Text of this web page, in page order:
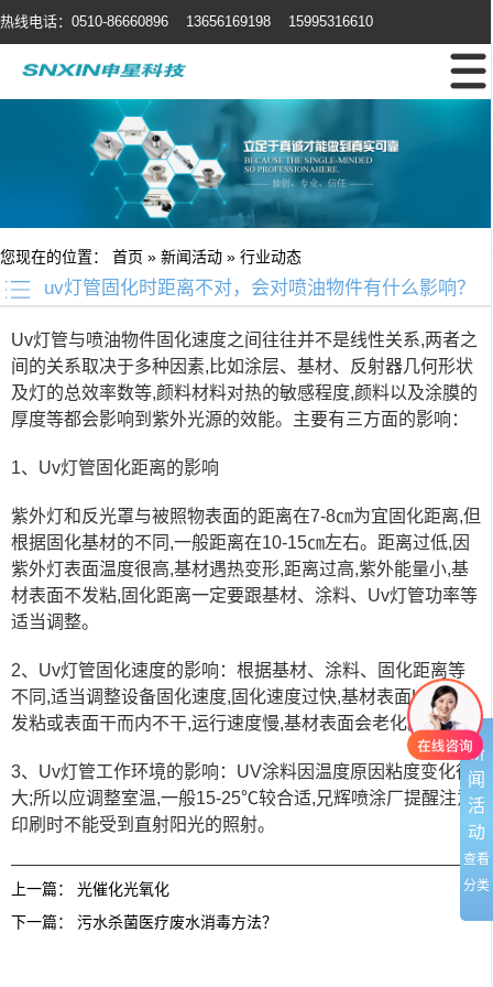
热线电话：0510-86660896 13656169198 15995316610
新
闻
活
动
查看
分类
您现在的位置： 首页 » 新闻活动 » 行业动态
uv灯管固化时距离不对，会对喷油物件有什么影响？
Uv灯管与喷油物件固化速度之间往往并不是线性关系,两者之
间的关系取决于多种因素,比如涂层、基材、反射器几何形状
及灯的总效率数等,颜料材料对热的敏感程度,颜料以及涂膜的
厚度等都会影响到紫外光源的效能。主要有三方面的影响：
1、 Uv灯管 固化距离的影响
紫外灯和反光罩与被照物表面的距离在7-8㎝为宜固化距离,但
根据固化基材的不同,一般距离在10-15㎝左右。距离过低,因
紫外灯表面温度很高,基材遇热变形,距离过高,紫外能量小,基
材表面不发粘,固化距离一定要跟基材、涂料、 Uv灯管功率等
适当调整。
2、 Uv灯管 固化速度的影响：根据基材、涂料、固化距离等
不同,适当调整设备固化速度,固化速度过快,基材表面UV涂料
发粘或表面干而内不干,运行速度慢,基材表面会老化。
3、 Uv灯管工作环境的影响：UV涂料因温度原因粘度变化很
大;所以应调整室温,一般15-25℃较合适,兄辉喷涂厂提醒注意
印刷时不能受到直射阳光的照射。
上一篇： 光催化光氧化
下一篇： 污水杀菌医疗废水消毒方法？